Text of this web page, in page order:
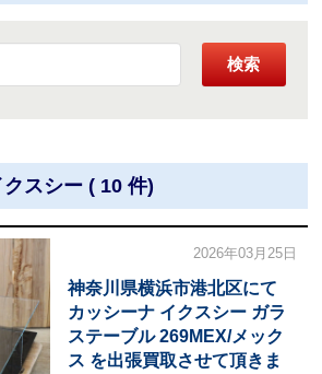
検索
スシー ( 10 件)
2026年03月25日
神奈川県横浜市港北区にて
カッシーナ イクスシー ガラ
ステーブル 269MEX/メック
ス を出張買取させて頂きま